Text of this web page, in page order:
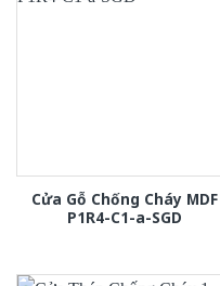
Cửa Gỗ Chống Cháy MDF
P1R4-C1-a-SGD